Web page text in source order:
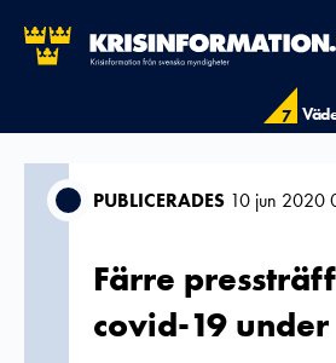
7
PUBLICERADES 10 jun 2020
Färre
covid-19